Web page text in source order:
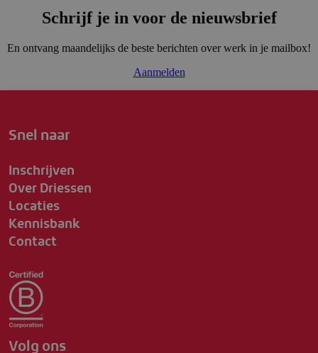
Schrijf je in voor de nieuwsbrief
En ontvang maandelijks de beste berichten over werk in je mailbox!
Aanmelden
Snel naar
Inschrijven
Over Driessen
Locaties
Kennisbank
Contact
Volg ons